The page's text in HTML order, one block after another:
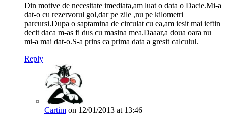
Din motive de necesitate imediata,am luat o data o Dacie.Mi-a
dat-o cu rezervorul gol,dar pe zile ,nu pe kilometri
parcursi.Dupa o saptamina de circulat cu ea,am iesit mai ieftin
decit daca m-as fi dus cu masina mea.Daaar,a doua oara nu
mi-a mai dat-o.S-a prins ca prima data a gresit calculul.
Reply
Cartim on 12/01/2013 at 13:46